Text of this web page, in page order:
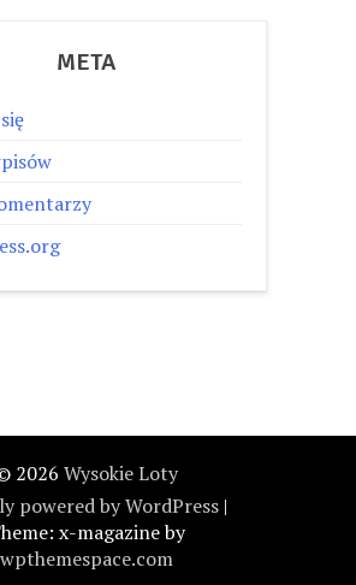
META
2026 Wysokie Loty
powered by WordPress |
x-magazine by
wpthemespace.com